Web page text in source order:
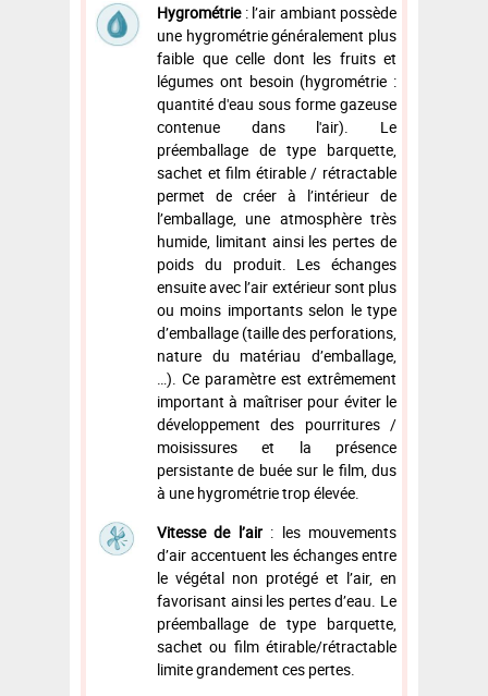
Hygrométrie: l’air ambiant possède
une hygrométrie généralement plus
faible que celle dont les fruits et
légumes ont besoin (hygrométrie :
quantité d'eau sous forme gazeuse
contenue dans l'air). Le
préemballage de type barquette,
sachet et film étirable / rétractable
permet de créer à l’intérieur de
l’emballage, une atmosphère très
humide, limitant ainsi les pertes de
poids du produit. Les échanges
ensuite avec l’air extérieur sont plus
ou moins importants selon le type
d’emballage (taille des perforations,
nature du matériau d’emballage,
…). Ce paramètre est extrêmement
important à maîtriser pour éviter le
développement des pourritures /
moisissures et la présence
persistante de buée sur le film, dus
à une hygrométrie trop élevée.
Vitesse de l’air : les mouvements
d’air accentuent les échanges entre
le végétal non protégé et l’air, en
favorisant ainsi les pertes d’eau. Le
préemballage de type barquette,
sachet ou film étirable/rétractable
limite grandement ces pertes.